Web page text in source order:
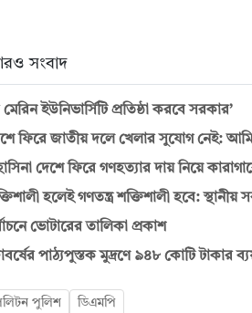
সংবাদ
ইউনিভার্সিটি প্রতিষ্ঠা করবে সরকার’
ফিরে জাতীয় দলে খেলার সুযোগ নেই:
দেশে ফিরে গণহত্যার দায় নিয়ে
হলেই গণতন্ত্র শক্তিশালী হবে: স্থানীয়
ভোটারের তালিকা প্রকাশ
পাঠ্যপুস্তক মুদ্রণে ৯৪৮ কোটি টাকার
পুলিশ ডিএমপি